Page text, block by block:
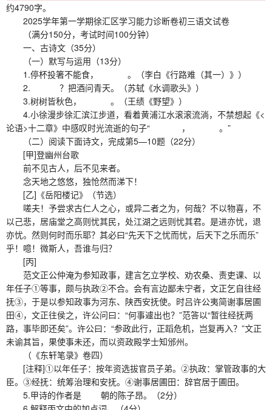
约4790字。
2025学年第一学期徐汇区学习能力诊断卷初三语文试卷
（满分150分，考试时间100分钟）
一、古诗文（35分）
（一）默写与运用（13分）
1.停杯投箸不能食， 。（李白《行路难（其一）》）
2. ？把酒问青天。（苏轼《水调歌头》）
3.树树皆秋色， 。（王绩《野望》）
4.小徐漫步徐汇滨江步道，看着黄浦江水滚滚流淌，不禁想起《<
论语>十二章》中感叹时光流逝的句子“ ， 。”
（二）阅读下面诗文，完成第5—10题（22分）
[甲]登幽州台歌
前不见古人，后不见来者。
念天地之悠悠，独怆然而涕下！
[乙]《岳阳楼记》（节选）
嗟夫！予尝求古仁人之心，或异二者之为，何哉？不以物喜，不
以己悲，居庙堂之高则忧其民，处江湖之远则忧其君。是进亦忧，退
亦忧。然则何时而乐耶？其必曰“先天下之忧而忧，后天下之乐而乐”
乎！噫！微斯人，吾谁与归？
[丙]
范文正公仲淹为参知政事，建言乞立学校、劝农桑、责吏课、以
年任子①等事，颇与执政②不合。会有言边鄙未宁者，文正乞自往经
抚③，于是以参知政事为河东、陕西安抚使。时吕许公夷简谢事居圃
田④，文正往侯之，许公问曰：“何事遽出也？”范答以“暂往经抚两
路，事毕即还矣”。许公曰：“参政此行，正蹈危机，岂复再入？”文正
未谕其旨，果使事未还，而以资政殿学士知邠州。
（《东轩笔录》卷四）
[注释]①以年任子：按年资选拔官员子弟。②执政：掌管政事的大
臣。③经抚：统筹治理和安抚。④谢事居圃田：辞官居于圃田。
5.甲诗的作者是 朝的陈子昂。（2分）